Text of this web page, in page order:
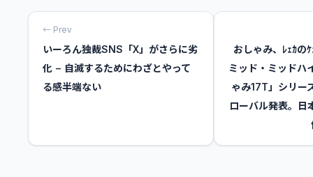
← Prev
いーろん独裁SNS「X」がさらに劣
化 − 自滅するためにわざとやって
る感半端ない
おしゃみ、ﾚｪｶの
ミッド・ミッドハ
ゃみ17T」シリー
ローバル発表。日